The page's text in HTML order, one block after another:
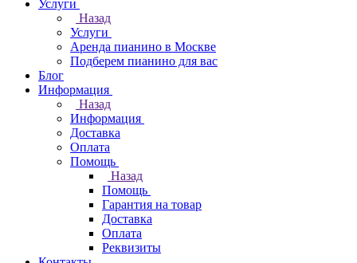
Услуги
Назад
Услуги
Аренда пианино в Москве
Подберем пианино для вас
Блог
Информация
Назад
Информация
Доставка
Оплата
Помощь
Назад
Помощь
Гарантия на товар
Доставка
Оплата
Реквизиты